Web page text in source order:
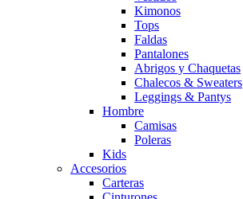
Kimonos
Tops
Faldas
Pantalones
Abrigos y Chaquetas
Chalecos & Sweaters
Leggings & Pantys
Hombre
Camisas
Poleras
Kids
Accesorios
Carteras